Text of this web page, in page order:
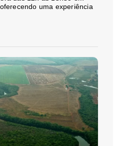
uma experiência